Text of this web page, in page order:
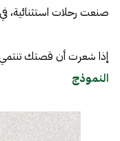
صنعت رحلات استثنائية، في
إذا شعرت أن قصتك تنتمي
النموذج